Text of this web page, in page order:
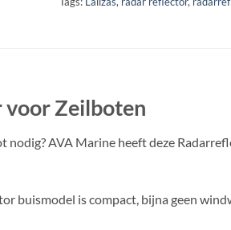
voor Zeilboten
nodig? AVA Marine heeft deze
buismodel is compact, bijna geen